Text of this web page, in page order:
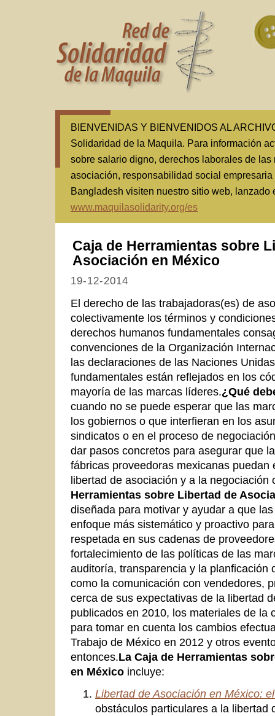
BIENVENIDAS Y BIENVENIDOS AL
Solidaridad de la Maquila. Para información
sobre salario digno, derechos laborales de las
asociación, responsabilidad social
Bangladesh visiten nuestro sitio web, lanzado
www.maquilasolidarity.org/es
Caja de Herramientas sobre
Asociación en México
19-12-2014
El derecho de las trabajadoras(es) de
colectivamente los términos y
derechos humanos fundamentales
convenciones de la Organización
las declaraciones de las Naciones
fundamentales están reflejados en los
mayoría de las marcas líderes.¿Qué
cuando no se puede esperar que las
los gobiernos o que interfieran en los
sindicatos o en el proceso de
dar pasos concretos para asegurar que
fábricas proveedoras mexicanas puedan
libertad de asociación y a la negociación
Herramientas sobre Libertad de
diseñada para motivar y ayudar a que
enfoque más sistemático y proactivo
respetada en sus cadenas de
fortalecimiento de las políticas de las
auditoría, transparencia y la planficación
como la comunicación con vendedores,
cerca de sus expectativas de la libertad
publicados en 2010, los materiales de la
para tomar en cuenta los cambios
Trabajo de México en 2012 y otros
entonces.La Caja de Herramientas
en México incluye:
Libertad de Asociación en México:
obstáculos particulares a la libertad